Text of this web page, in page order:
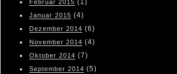
Februar 2015 (1)
Januar 2015 (4)
Dezember 2014 (6)
November 2014 (4)
Oktober 2014 (7)
September 2014 (5)